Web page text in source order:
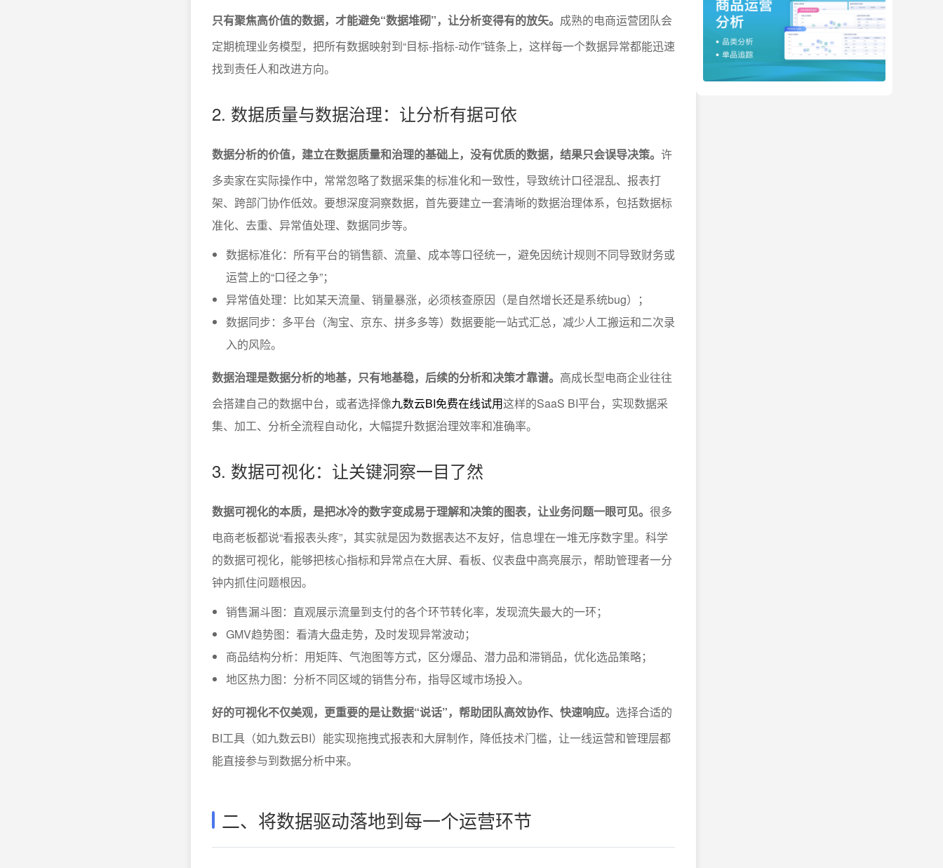
只有聚焦高价值的数据，才能避免“数据堆砌”，让分析变得有的放矢。 成熟的电商运营团队会
定期梳理业务模型，把所有数据映射到“目标-指标-动作”链条上，这样每一个数据异常都能迅速
找到责任人和改进方向。
2. 数据质量与数据治理：让分析有据可依
数据分析的价值，建立在数据质量和治理的基础上，没有优质的数据，结果只会误导决策。 许
多卖家在实际操作中，常常忽略了数据采集的标准化和一致性，导致统计口径混乱、报表打
架、跨部门协作低效。要想深度洞察数据，首先要建立一套清晰的数据治理体系，包括数据标
准化、去重、异常值处理、数据同步等。
数据标准化：所有平台的销售额、流量、成本等口径统一，避免因统计规则不同导致财务或
运营上的“口径之争”；
异常值处理：比如某天流量、销量暴涨，必须核查原因（是自然增长还是系统bug）；
数据同步：多平台（淘宝、京东、拼多多等）数据要能一站式汇总，减少人工搬运和二次录
入的风险。
数据治理是数据分析的地基，只有地基稳，后续的分析和决策才靠谱。 高成长型电商企业往往
会搭建自己的数据中台，或者选择像九数云BI免费在线试用这样的SaaS BI平台，实现数据采
集、加工、分析全流程自动化，大幅提升数据治理效率和准确率。
3. 数据可视化：让关键洞察一目了然
数据可视化的本质，是把冰冷的数字变成易于理解和决策的图表，让业务问题一眼可见。 很多
电商老板都说“看报表头疼”，其实就是因为数据表达不友好，信息埋在一堆无序数字里。科学
的数据可视化，能够把核心指标和异常点在大屏、看板、仪表盘中高亮展示，帮助管理者一分
钟内抓住问题根因。
销售漏斗图：直观展示流量到支付的各个环节转化率，发现流失最大的一环；
GMV趋势图：看清大盘走势，及时发现异常波动；
商品结构分析：用矩阵、气泡图等方式，区分爆品、潜力品和滞销品，优化选品策略；
地区热力图：分析不同区域的销售分布，指导区域市场投入。
好的可视化不仅美观，更重要的是让数据“说话”，帮助团队高效协作、快速响应。 选择合适的
BI工具（如九数云BI）能实现拖拽式报表和大屏制作，降低技术门槛，让一线运营和管理层都
能直接参与到数据分析中来。
二、将数据驱动落地到每一个运营环节